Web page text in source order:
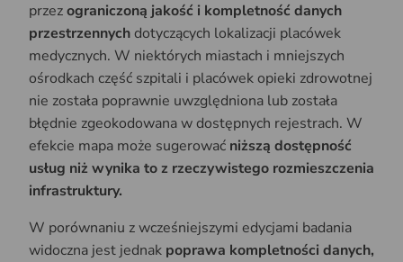
przezograniczoną jakość i kompletność danych
przestrzennychdotyczących lokalizacji placówek
medycznych. W niektórych miastach i mniejszych
ośrodkach część szpitali i placówek opieki zdrowotnej
nie została poprawnie uwzględniona lub została
błędnie zgeokodowana w dostępnych rejestrach. W
efekcie mapa może sugerować niższą dostępność
usług niż wynika to z rzeczywistego rozmieszczenia
infrastruktury.
W porównaniu z wcześniejszymi edycjami badania
widoczna jest jednak poprawa kompletności danych,